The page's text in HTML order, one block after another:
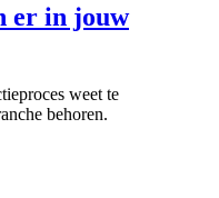
er in jouw
weet te
behoren.